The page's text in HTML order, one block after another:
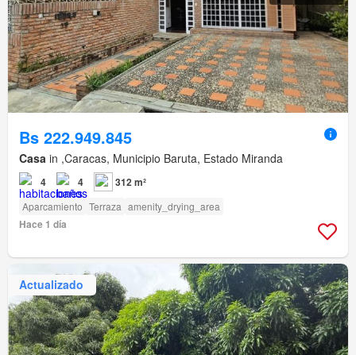
Bs 222.949.845
Casa in ,Caracas, Municipio Baruta, Estado Miranda
4 4 312 m²
Aparcamiento Terraza amenity_drying_area
Hace 1 día
Actualizado